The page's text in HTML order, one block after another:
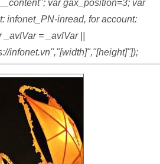
var gax_position=3; var
infonet_PN-inread, for account:
= _avlVar ||
infonet.vn","[width]","[height]"]);